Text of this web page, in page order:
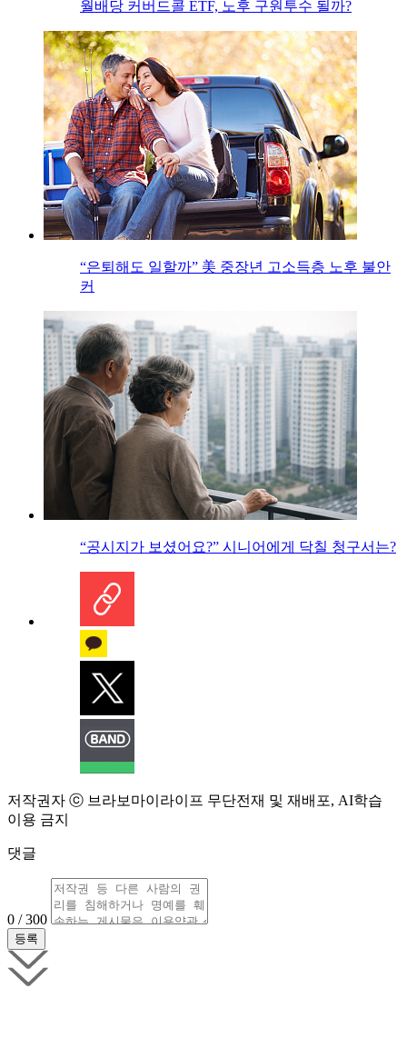
월배당 커버드콜 ETF, 노후 구원투수 될까?
“은퇴해도 일할까” 美 중장년 고소득층 노후 불안
커
“공시지가 보셨어요?” 시니어에게 닥칠 청구서는?
저작권자 ⓒ 브라보마이라이프 무단전재 및 재배포, AI학습
이용 금지
댓글
0 / 300